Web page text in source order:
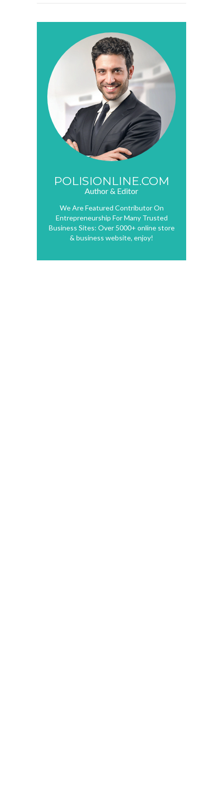
POLISIONLINE.COM
Author & Editor
We Are Featured Contributor On
Entrepreneurship For Many Trusted
Business Sites: Over 5000+ online store
& business website, enjoy!